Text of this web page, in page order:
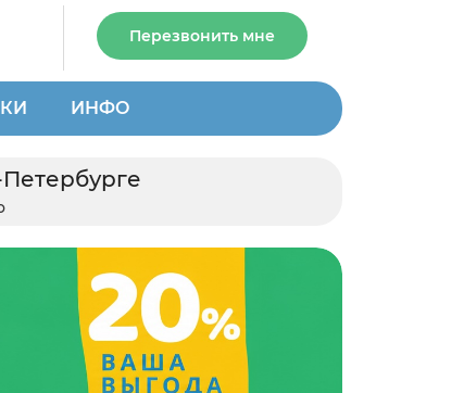
Перезвонить мне
ИНФО